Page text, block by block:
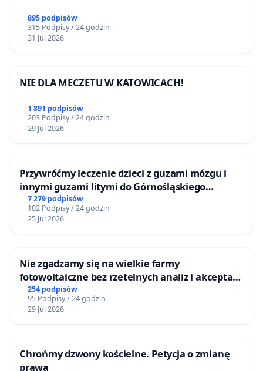
895 podpisów
315 Podpisy / 24 godzin
31 Jul 2026
NIE DLA MECZETU W KATOWICACH!
1 891 podpisów
203 Podpisy / 24 godzin
29 Jul 2026
Przywróćmy leczenie dzieci z guzami mózgu i
innymi guzami litymi do Górnośląskiego
Centrum Zdrowia Dziecka w Katowicach
7 279 podpisów
102 Podpisy / 24 godzin
25 Jul 2026
Nie zgadzamy się na wielkie farmy
fotowoltaiczne bez rzetelnych analiz i akceptacji
mieszkańców
254 podpisów
95 Podpisy / 24 godzin
29 Jul 2026
Chrońmy dzwony kościelne. Petycja o zmianę
prawa